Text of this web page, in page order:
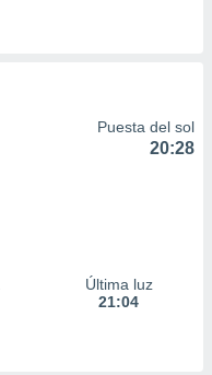
Puesta del sol
20:28
Última luz
21:04